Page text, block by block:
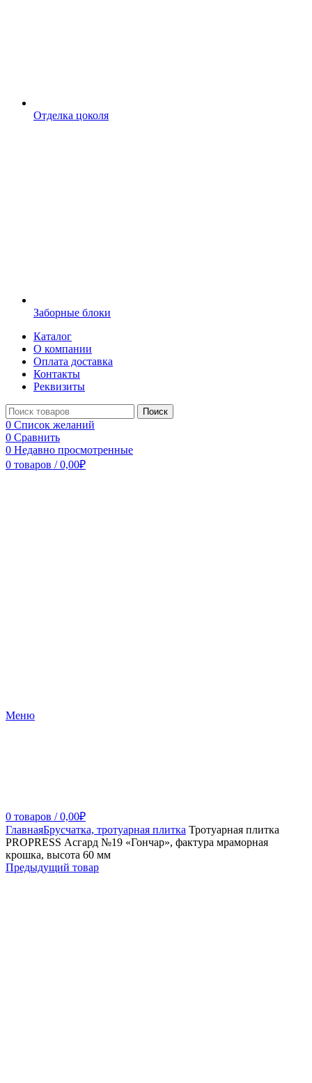
Отделка цоколя
Заборные блоки
Каталог
О компании
Оплата доставка
Контакты
Реквизиты
Поиск
0 Список желаний
0 Сравнить
0 Недавно просмотренные
0 товаров / 0,00₽
Меню
0 товаров / 0,00₽
ГлавнаяБрусчатка, тротуарная плитка Тротуарная плитка
PROPRESS Асгард №19 «Гончар», фактура мраморная
крошка, высота 60 мм
Предыдущий товар